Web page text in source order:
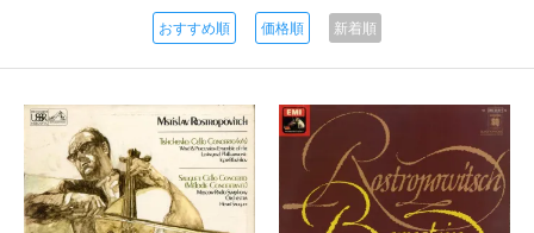
おすすめ順 価格順 新着順